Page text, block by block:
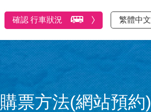
確認 行車狀況 繁體中文
購票方法(網站預約)